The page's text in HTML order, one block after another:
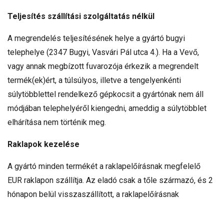
Teljesítés szállítási szolgáltatás nélkül
A megrendelés teljesítésének helye a gyártó bugyi
telephelye (2347 Bugyi, Vasvári Pál utca 4.). Ha a Vevő,
vagy annak megbízott fuvarozója érkezik a megrendelt
termék(ek)ért, a túlsúlyos, illetve a tengelyenkénti
súlytöbblettel rendelkező gépkocsit a gyártónak nem áll
módjában telephelyéről kiengedni, ameddig a súlytöbblet
elhárítása nem történik meg.
Raklapok kezelése
A gyártó minden termékét a raklapelőírásnak megfelelő
EUR raklapon szállítja. Az eladó csak a tőle származó, és 2
hónapon belül visszaszállított, a raklapelőírásnak